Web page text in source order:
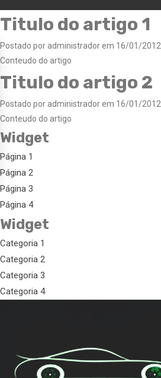
Titulo do artigo 1
Postado por administrador em 16/01/2012
Conteudo do artigo
Titulo do artigo 2
Postado por administrador em 16/01/2012
Conteudo do artigo
Widget
Página 1
Página 2
Página 3
Página 4
Widget
Categoria 1
Categoria 2
Categoria 3
Categoria 4